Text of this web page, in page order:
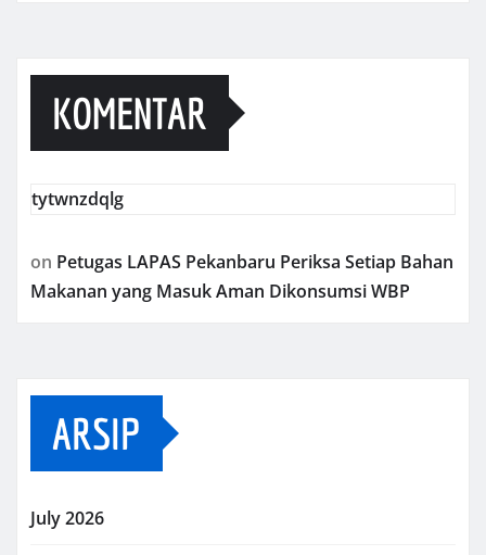
KOMENTAR
tytwnzdqlg
on Petugas LAPAS Pekanbaru Periksa Setiap Bahan
Makanan yang Masuk Aman Dikonsumsi WBP
ARSIP
July 2026